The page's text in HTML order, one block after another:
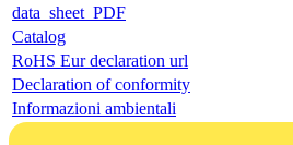
data_sheet_PDF
Catalog
RoHS Eur declaration url
Declaration of conformity
Informazioni ambientali